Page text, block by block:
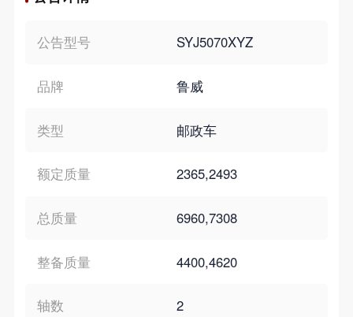
个性化私人定制
公告型号 SYJ5070XYZ
品牌 鲁威
类型 邮政车
额定质量 2365,2493
总质量 6960,7308
整备质量 4400,4620
轴数 2